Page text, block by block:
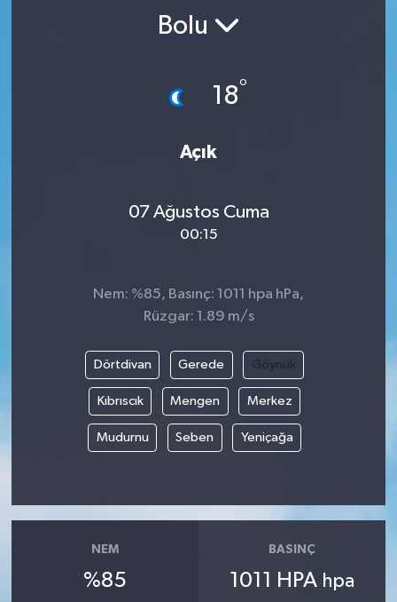
Bolu
18°
Açık
07 Ağustos Cuma
00:15
Nem: %85, Basınç: 1011 hpa hPa,
Rüzgar: 1.89 m/s
Dörtdivan Gerede Göynük
Kıbrıscık Mengen Merkez
Mudurnu Seben Yeniçağa
NEM
%85
BASINÇ
1011 HPA hpa